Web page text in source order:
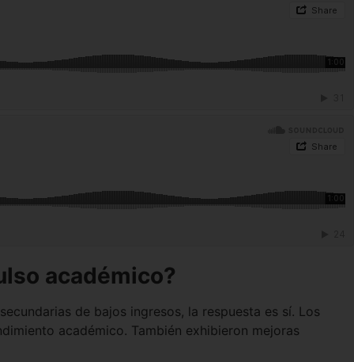
académico?
de bajos ingresos, la respuesta es sí. Los
académico. También exhibieron mejoras